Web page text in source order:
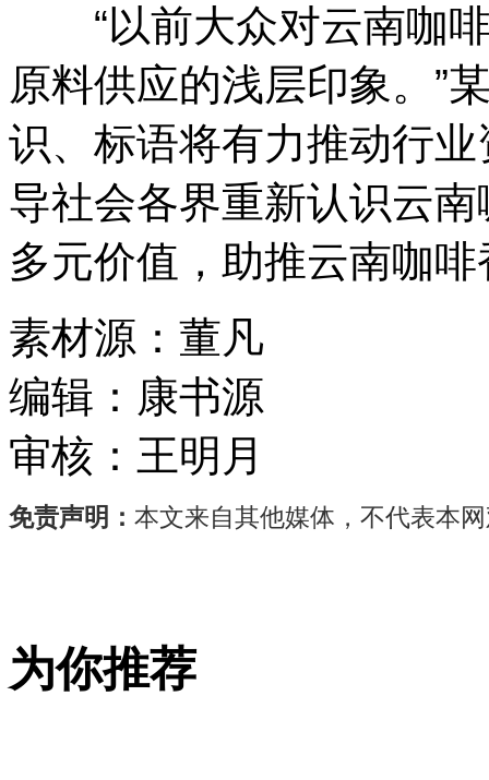
“以前大众对云南咖啡
原料供应的浅层印象。”
识、标语将有力推动行
导社会各界重新认识云
多元价值，助推云南咖
素材源： 董凡
编辑： 康书源
审核： 王明月
免责声明： 本文来自其他媒体，不代表本
2026
云
为你推荐